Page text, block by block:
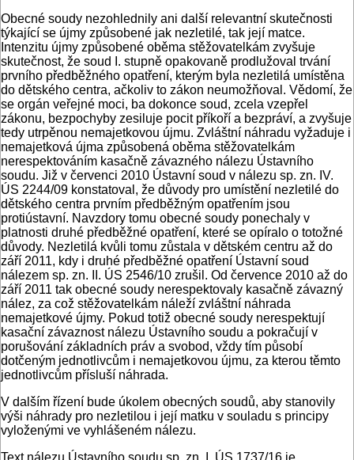
Obecné soudy nezohlednily ani další relevantní skutečnosti
týkající se újmy způsobené jak nezletilé, tak její matce.
Intenzitu újmy způsobené oběma stěžovatelkám zvyšuje
skutečnost, že soud I. stupně opakovaně prodlužoval trvání
prvního předběžného opatření, kterým byla nezletilá umístěna
do dětského centra, ačkoliv to zákon neumožňoval. Vědomí, že
se orgán veřejné moci, ba dokonce soud, zcela vzepřel
zákonu, bezpochyby zesiluje pocit příkoří a bezpráví, a zvyšuje
tedy utrpěnou nemajetkovou újmu. Zvláštní náhradu vyžaduje i
nemajetková újma způsobená oběma stěžovatelkám
nerespektováním kasačně závazného nálezu Ústavního
soudu. Již v červenci 2010 Ústavní soud v nálezu sp. zn. IV.
ÚS 2244/09 konstatoval, že důvody pro umístění nezletilé do
dětského centra prvním předběžným opatřením jsou
protiústavní. Navzdory tomu obecné soudy ponechaly v
platnosti druhé předběžné opatření, které se opíralo o totožné
důvody. Nezletilá kvůli tomu zůstala v dětském centru až do
září 2011, kdy i druhé předběžné opatření Ústavní soud
nálezem sp. zn. II. ÚS 2546/10 zrušil. Od července 2010 až do
září 2011 tak obecné soudy nerespektovaly kasačně závazný
nález, za což stěžovatelkám náleží zvláštní náhrada
nemajetkové újmy. Pokud totiž obecné soudy nerespektují
kasační závaznost nálezu Ústavního soudu a pokračují v
porušování základních práv a svobod, vždy tím působí
dotčeným jednotlivcům i nemajetkovou újmu, za kterou těmto
jednotlivcům přísluší náhrada.
V dalším řízení bude úkolem obecných soudů, aby stanovily
výši náhrady pro nezletilou i její matku v souladu s principy
vyloženými ve vyhlášeném nálezu.
Text nálezu Ústavního soudu sp. zn. I. ÚS 1737/16 je